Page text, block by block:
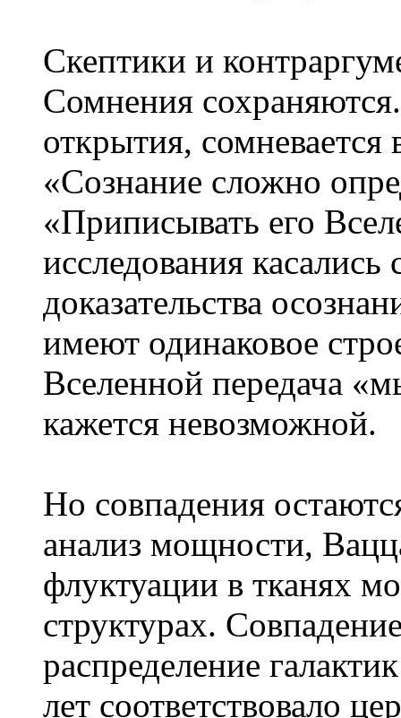
Скептики и
Сомнения
открытия,
«Сознание сложно
«Приписывать его
исследования
доказательства
имеют одинаковое
Вселенной передача
кажется невозможной.
Но совпадения
анализ мощности,
флуктуации в тканях
структурах.
распределение
лет соответствовало